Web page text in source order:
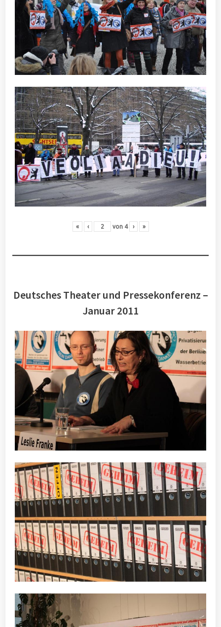
« ‹ von 4 › »
Deutsches Theater und Pressekonferenz –
Januar 2011